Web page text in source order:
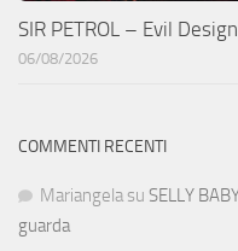
SIR PETROL – Evil Design
06/08/2026
COMMENTI RECENTI
Mariangela su SELLY
guarda